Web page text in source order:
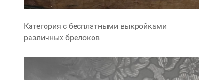
Категория с бесплатными выкройками
различных брелоков